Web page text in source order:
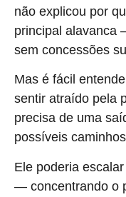
não explicou por
principal
sem concessões
Mas é fácil
sentir atraído pela
precisa de uma
possíveis
Ele poderia
— concentrando o